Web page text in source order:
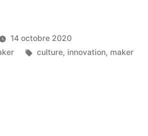
14 octobre 2020
culture, innovation, maker